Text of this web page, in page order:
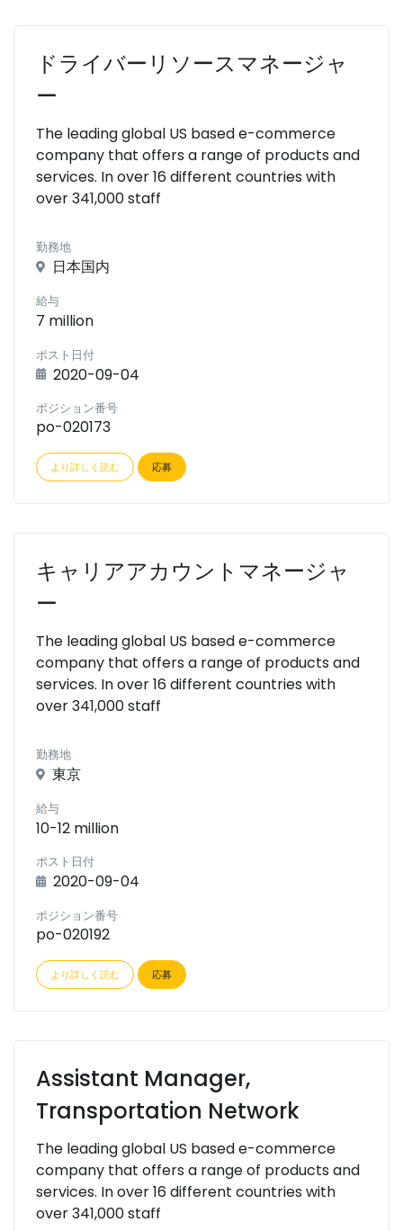
ドライバーリソースマネージャ
ー
The leading global US based e-commerce
company that offers a range of products and
services. In over 16 different countries with
over 341,000 staff
勤務地
日本国内
給与
7 million
ポスト日付
2020-09-04
ポジション番号
po-020173
より詳しく読む 応募
キャリアアカウントマネージャ
ー
The leading global US based e-commerce
company that offers a range of products and
services. In over 16 different countries with
over 341,000 staff
勤務地
東京
給与
10-12 million
ポスト日付
2020-09-04
ポジション番号
po-020192
より詳しく読む 応募
Assistant Manager,
Transportation Network
The leading global US based e-commerce
company that offers a range of products and
services. In over 16 different countries with
over 341,000 staff